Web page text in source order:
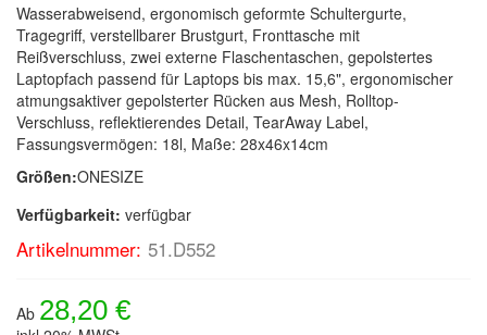
Wasserabweisend, ergonomisch geformte Schultergurte,
Tragegriff, verstellbarer Brustgurt, Fronttasche mit
Reißverschluss, zwei externe Flaschentaschen, gepolstertes
Laptopfach passend für Laptops bis max. 15,6", ergonomischer
atmungsaktiver gepolsterter Rücken aus Mesh, Rolltop-
Verschluss, reflektierendes Detail, TearAway Label,
Fassungsvermögen: 18l, Maße: 28x46x14cm
Größen:ONESIZE
Verfügbarkeit: verfügbar
Artikelnummer: 51.D552
Ab 28,20 €